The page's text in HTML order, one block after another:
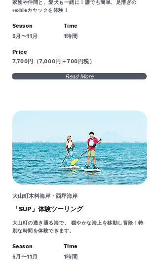
家族や仲間と、愛犬も一緒に！誰でも簡単、足漕ぎの
Hobieカヤックを体験！
Season
5月〜11月
Time
1時間
Price
7,700円（7,000円＋700円税）
Read More
大山町木料海岸・西坪海岸
「SUP」体験ツーリング
大山町の透き通る海で、 穏やかな海上を移動し冒険！特
別な時間を体験できます。
Season
5月〜11月
Time
1時間